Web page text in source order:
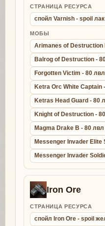
СТРАНИЦА РЕСУРСА
спойл Varnish - spoil лак
МОБЫ
Arimanes of Destruction
Balrog of Destruction -
Forgotten Victim - 80 лвл
Ketra Orc White Captain
Ketras Head Guard - 80
Knight of Destruction -
Magma Drake B - 80 лвл
Messenger Invader Elite
Messenger Invader
Iron Ore
СТРАНИЦА РЕСУРСА
спойл Iron Ore - spoil